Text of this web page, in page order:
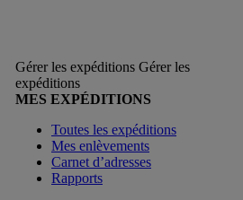
Gérer les expéditions Gérer les
expéditions
MES EXPÉDITIONS
Toutes les expéditions
Mes enlèvements
Carnet d’adresses
Rapports